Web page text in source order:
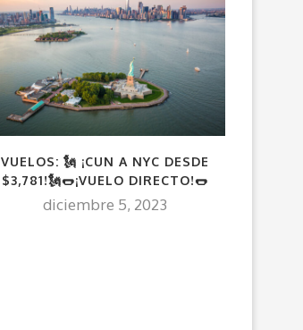
VUELOS: 🗽 ¡CUN A NYC DESDE
$3,781!🗽🌭¡VUELO DIRECTO!🌭
diciembre 5, 2023